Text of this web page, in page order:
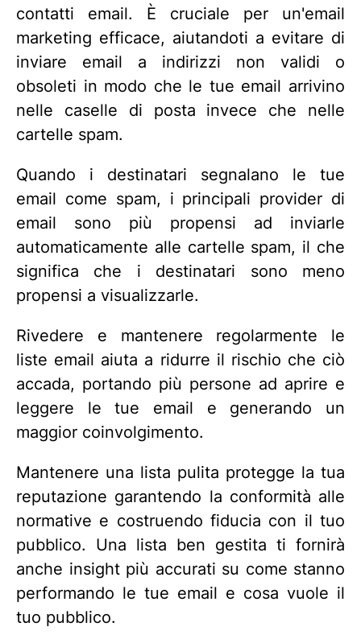
contatti email. È cruciale per un'email
marketing efficace, aiutandoti a evitare di
inviare email a indirizzi non validi o
obsoleti in modo che le tue email arrivino
nelle caselle di posta invece che nelle
cartelle spam.
Quando i destinatari segnalano le tue
email come spam, i principali provider di
email sono più propensi ad inviarle
automaticamente alle cartelle spam, il che
significa che i destinatari sono meno
propensi a visualizzarle.
Rivedere e mantenere regolarmente le
liste email aiuta a ridurre il rischio che ciò
accada, portando più persone ad aprire e
leggere le tue email e generando un
maggior coinvolgimento.
Mantenere una lista pulita protegge la tua
reputazione garantendo la conformità alle
normative e costruendo fiducia con il tuo
pubblico. Una lista ben gestita ti fornirà
anche insight più accurati su come stanno
performando le tue email e cosa vuole il
tuo pubblico.